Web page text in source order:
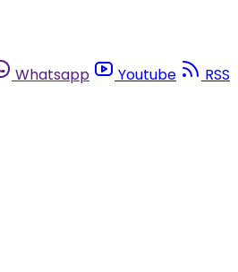
Whatsapp Youtube
RSS